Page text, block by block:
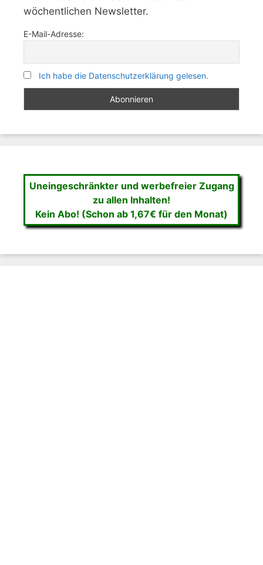
wöchentlichen Newsletter.
E-Mail-Adresse:
Ich habe die Datenschutzerklärung gelesen.
Uneingeschränkter und werbefreier Zugang
zu allen Inhalten!
Kein Abo! (Schon ab 1,67€ für den Monat)